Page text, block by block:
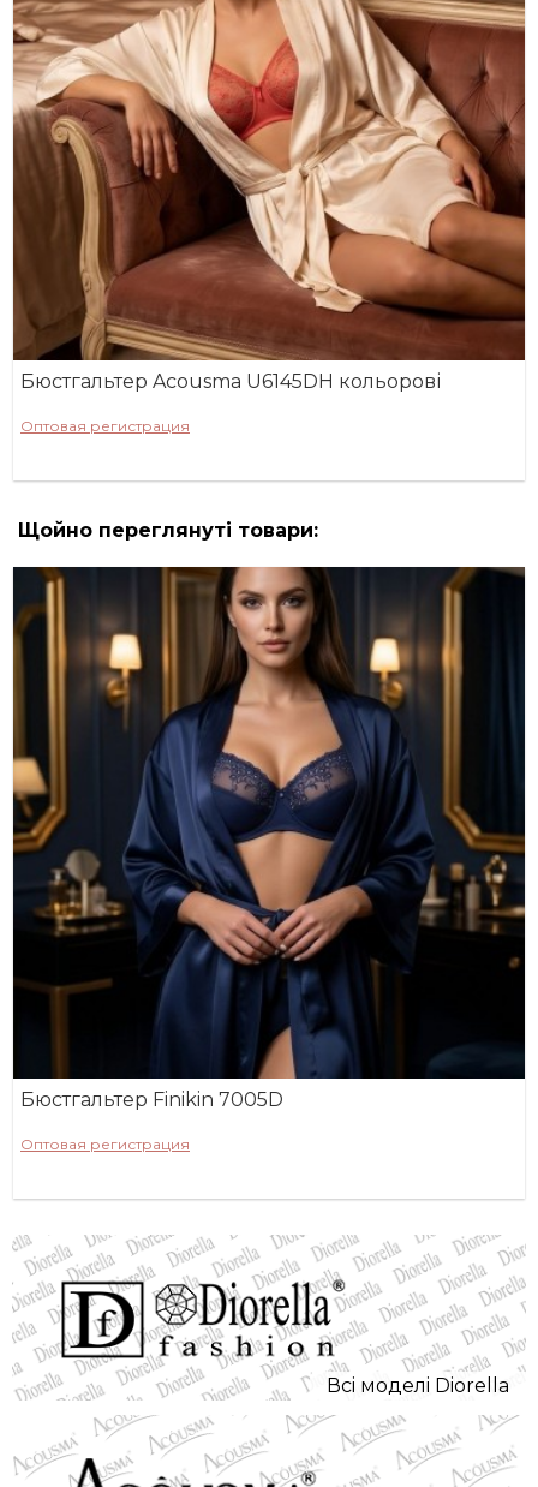
Бюстгальтер Acousma U6145DH кольорові
Оптовая регистрация
Щойно переглянуті товари:
Бюстгальтер Finikin 7005D
Оптовая регистрация
Всi моделi Diorella